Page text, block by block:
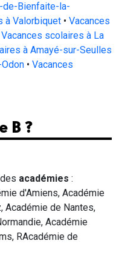
de-Bienfaite-la-
à Valorbiquet • Vacances
Vacances scolaires à La
à Amayé-sur-Seulles
• Vacances
B ?
académies :
d'Amiens, Académie
Académie de Nantes,
Académie
RAcadémie de